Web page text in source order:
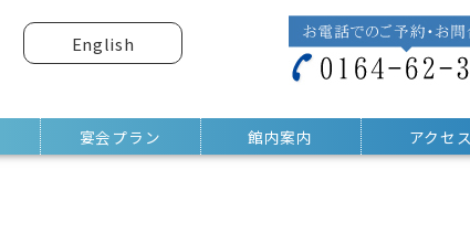
English
宴会プラン 館内案内 アクセ